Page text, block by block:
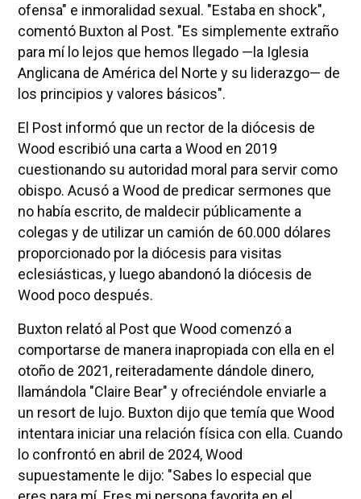
ofensa" e inmoralidad sexual. "Estaba en shock",
comentó Buxton al Post. "Es simplemente extraño
para mí lo lejos que hemos llegado —la Iglesia
Anglicana de América del Norte y su liderazgo— de
los principios y valores básicos".
El Post informó que un rector de la diócesis de
Wood escribió una carta a Wood en 2019
cuestionando su autoridad moral para servir como
obispo. Acusó a Wood de predicar sermones que
no había escrito, de maldecir públicamente a
colegas y de utilizar un camión de 60.000 dólares
proporcionado por la diócesis para visitas
eclesiásticas, y luego abandonó la diócesis de
Wood poco después.
Buxton relató al Post que Wood comenzó a
comportarse de manera inapropiada con ella en el
otoño de 2021, reiteradamente dándole dinero,
llamándola "Claire Bear" y ofreciéndole enviarle a
un resort de lujo. Buxton dijo que temía que Wood
intentara iniciar una relación física con ella. Cuando
lo confrontó en abril de 2024, Wood
supuestamente le dijo: "Sabes lo especial que